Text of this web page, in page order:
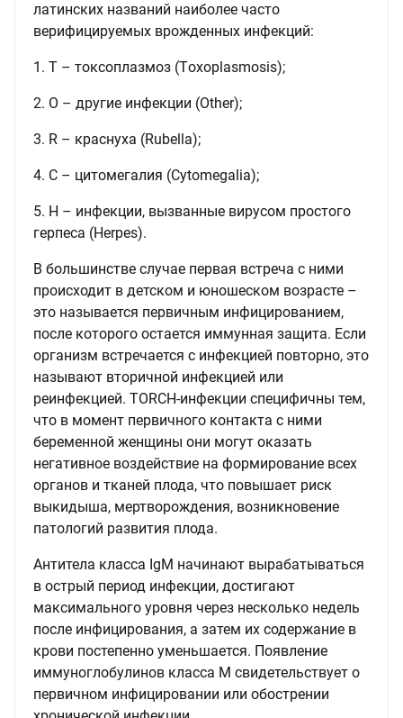
латинских названий наиболее часто
верифицируемых врожденных инфекций:
1. T – токсоплазмоз (Тoxoplasmоsis);
2. О – другие инфекции (Оther);
3. R – краснуха (Rubella);
4. С – цитомегалия (Cytomegalia);
5. Н – инфекции, вызванные вирусом простого
герпеса (Herpes).
В большинстве случае первая встреча с ними
происходит в детском и юношеском возрасте –
это называется первичным инфицированием,
после которого остается иммунная защита. Если
организм встречается с инфекцией повторно, это
называют вторичной инфекцией или
реинфекцией. TORCH-инфекции специфичны тем,
что в момент первичного контакта с ними
беременной женщины они могут оказать
негативное воздействие на формирование всех
органов и тканей плода, что повышает риск
выкидыша, мертворождения, возникновение
патологий развития плода.
Антитела класса IgM начинают вырабатываться
в острый период инфекции, достигают
максимального уровня через несколько недель
после инфицирования, а затем их содержание в
крови постепенно уменьшается. Появление
иммуноглобулинов класса М свидетельствует о
первичном инфицировании или обострении